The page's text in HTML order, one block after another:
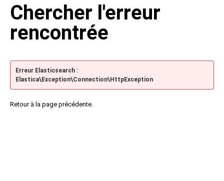
Chercher l'erreur
rencontrée
Erreur Elasticsearch :
Elastica\Exception\Connection\HttpException
Retour à la page précédente.